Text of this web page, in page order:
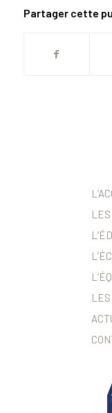
Partager cette